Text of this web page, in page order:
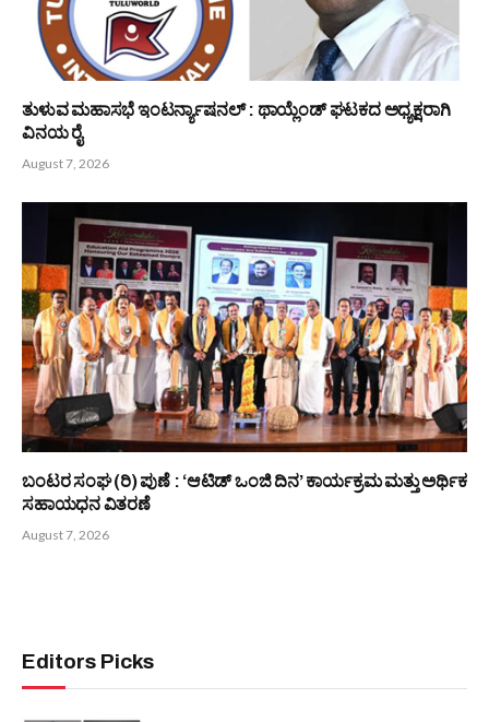
ತುಳುವ ಮಹಾಸಭೆ ಇಂಟರ್ನ್ಯಾಷನಲ್ : ಥಾಯ್ಲೆಂಡ್ ಘಟಕದ ಅಧ್ಯಕ್ಷರಾಗಿ
ವಿನಯ ರೈ
August 7, 2026
ಬಂಟರ ಸಂಘ (ರಿ) ಪುಣೆ : ‘ಆಟಿಡ್ ಒಂಜಿ ದಿನ’ ಕಾರ್ಯಕ್ರಮ ಮತ್ತು ಅರ್ಥಿಕ
ಸಹಾಯಧನ ವಿತರಣೆ
August 7, 2026
Editors Picks